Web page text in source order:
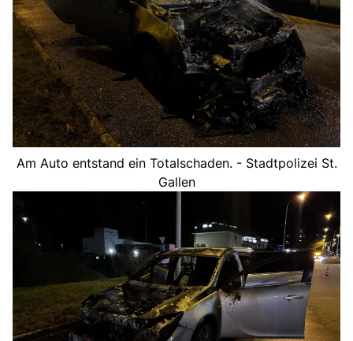
Am Auto entstand ein Totalschaden. - Stadtpolizei St.
Gallen